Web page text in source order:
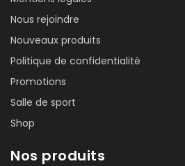
Nous rejoindre
Nouveaux produits
Politique de confidentialité
Promotions
Salle de sport
Shop
Nos produits